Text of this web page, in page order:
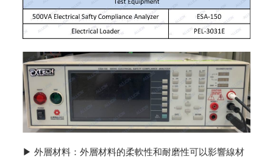
▶ 外層材料：外層材料的柔軟性和耐磨性可以影響線材